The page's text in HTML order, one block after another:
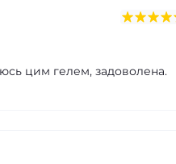
цим гелем, задоволена.